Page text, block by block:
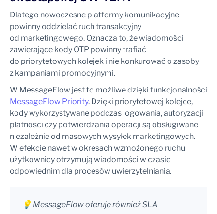
Dlatego nowoczesne platformy komunikacyjne
powinny oddzielać ruch transakcyjny
od marketingowego. Oznacza to, że wiadomości
zawierające kody OTP powinny trafiać
do priorytetowych kolejek i nie konkurować o zasoby
z kampaniami promocyjnymi.
W MessageFlow jest to możliwe dzięki funkcjonalności
MessageFlow Priority. Dzięki priorytetowej kolejce,
kody wykorzystywane podczas logowania, autoryzacji
płatności czy potwierdzania operacji są obsługiwane
niezależnie od masowych wysyłek marketingowych.
W efekcie nawet w okresach wzmożonego ruchu
użytkownicy otrzymują wiadomości w czasie
odpowiednim dla procesów uwierzytelniania.
💡 MessageFlow oferuje również SLA